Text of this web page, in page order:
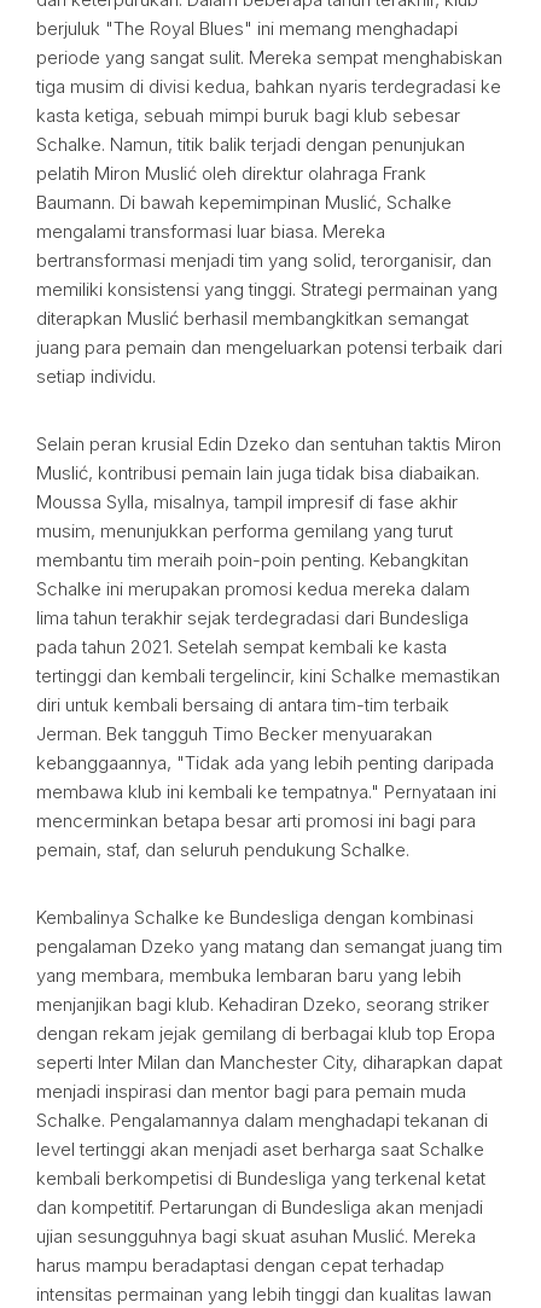
berjuluk "The Royal Blues" ini memang menghadapi
periode yang sangat sulit. Mereka sempat menghabiskan
tiga musim di divisi kedua, bahkan nyaris terdegradasi ke
kasta ketiga, sebuah mimpi buruk bagi klub sebesar
Schalke. Namun, titik balik terjadi dengan penunjukan
pelatih Miron Muslić oleh direktur olahraga Frank
Baumann. Di bawah kepemimpinan Muslić, Schalke
mengalami transformasi luar biasa. Mereka
bertransformasi menjadi tim yang solid, terorganisir, dan
memiliki konsistensi yang tinggi. Strategi permainan yang
diterapkan Muslić berhasil membangkitkan semangat
juang para pemain dan mengeluarkan potensi terbaik dari
setiap individu.
Selain peran krusial Edin Dzeko dan sentuhan taktis Miron
Muslić, kontribusi pemain lain juga tidak bisa diabaikan.
Moussa Sylla, misalnya, tampil impresif di fase akhir
musim, menunjukkan performa gemilang yang turut
membantu tim meraih poin-poin penting. Kebangkitan
Schalke ini merupakan promosi kedua mereka dalam
lima tahun terakhir sejak terdegradasi dari Bundesliga
pada tahun 2021. Setelah sempat kembali ke kasta
tertinggi dan kembali tergelincir, kini Schalke memastikan
diri untuk kembali bersaing di antara tim-tim terbaik
Jerman. Bek tangguh Timo Becker menyuarakan
kebanggaannya, "Tidak ada yang lebih penting daripada
membawa klub ini kembali ke tempatnya." Pernyataan ini
mencerminkan betapa besar arti promosi ini bagi para
pemain, staf, dan seluruh pendukung Schalke.
Kembalinya Schalke ke Bundesliga dengan kombinasi
pengalaman Dzeko yang matang dan semangat juang tim
yang membara, membuka lembaran baru yang lebih
menjanjikan bagi klub. Kehadiran Dzeko, seorang striker
dengan rekam jejak gemilang di berbagai klub top Eropa
seperti Inter Milan dan Manchester City, diharapkan dapat
menjadi inspirasi dan mentor bagi para pemain muda
Schalke. Pengalamannya dalam menghadapi tekanan di
level tertinggi akan menjadi aset berharga saat Schalke
kembali berkompetisi di Bundesliga yang terkenal ketat
dan kompetitif. Pertarungan di Bundesliga akan menjadi
ujian sesungguhnya bagi skuat asuhan Muslić. Mereka
harus mampu beradaptasi dengan cepat terhadap
intensitas permainan yang lebih tinggi dan kualitas lawan